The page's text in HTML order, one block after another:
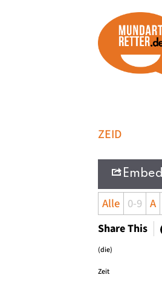
ZEID
Embed
Alle 0-9 A
Share This
(die)
Zeit